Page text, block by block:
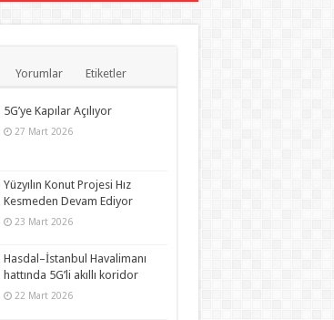
Yorumlar Etiketler
5G’ye Kapılar Açılıyor
27 Mart 2026
Yüzyılın Konut Projesi Hız
Kesmeden Devam Ediyor
23 Mart 2026
Hasdal–İstanbul Havalimanı
hattında 5G’li akıllı koridor
22 Mart 2026